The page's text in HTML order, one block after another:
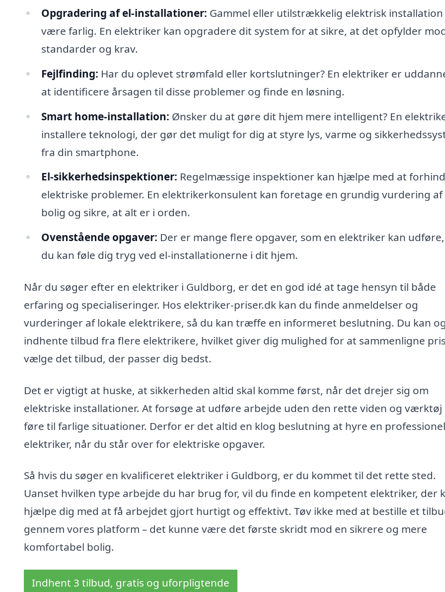
Opgradering af el-installationer: Gammel eller utilstrækkelig elektrisk installation
være farlig. En elektriker kan opgradere dit system for at sikre, at det opfylder
standarder og krav.
Fejlfinding: Har du oplevet strømfald eller kortslutninger? En elektriker er
at identificere årsagen til disse problemer og finde en løsning.
Smart home-installation: Ønsker du at gøre dit hjem mere intelligent? En
installere teknologi, der gør det muligt for dig at styre lys, varme og
fra din smartphone.
El-sikkerhedsinspektioner: Regelmæssige inspektioner kan hjælpe med at
elektriske problemer. En elektrikerkonsulent kan foretage en grundig vurdering af
bolig og sikre, at alt er i orden.
Ovenstående opgaver: Der er mange flere opgaver, som en elektriker kan udføre,
du kan føle dig tryg ved el-installationerne i dit hjem.
Når du søger efter en elektriker i Guldborg, er det en god idé at tage hensyn til både
erfaring og specialiseringer. Hos elektriker-priser.dk kan du finde anmeldelser og
vurderinger af lokale elektrikere, så du kan træffe en informeret beslutning. Du kan
indhente tilbud fra flere elektrikere, hvilket giver dig mulighed for at sammenligne
vælge det tilbud, der passer dig bedst.
Det er vigtigt at huske, at sikkerheden altid skal komme først, når det drejer sig om
elektriske installationer. At forsøge at udføre arbejde uden den rette viden og værktøj
føre til farlige situationer. Derfor er det altid en klog beslutning at hyre en professionel
elektriker, når du står over for elektriske opgaver.
Så hvis du søger en kvalificeret elektriker i Guldborg, er du kommet til det rette sted.
Uanset hvilken type arbejde du har brug for, vil du finde en kompetent elektriker, der
hjælpe dig med at få arbejdet gjort hurtigt og effektivt. Tøv ikke med at bestille et
gennem vores platform – det kunne være det første skridt mod en sikrere og mere
komfortabel bolig.
Indhent 3 tilbud, gratis og uforpligtende